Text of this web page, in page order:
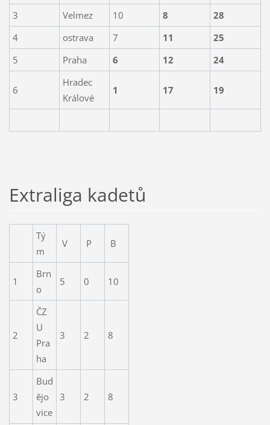
3
Velmez 10 8
28
4
ostrava 7 11
25
5
Praha 6 12 24
6
Hradec
Králové
1 17 19
Extraliga kadetů
Tý
m
V P B
1
Brn
o
5 0 10
2
ČZ
U
Pra
ha
3 2 8
3
Bud
ějo
vice
3 2 8